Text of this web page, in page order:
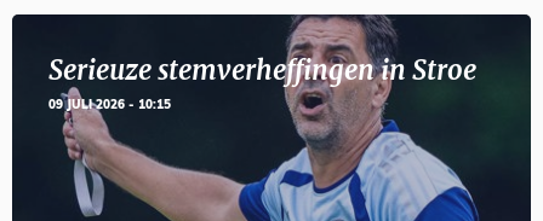
Serieuze stemverheffingen in Stroe
09 JULI 2026 - 10:15